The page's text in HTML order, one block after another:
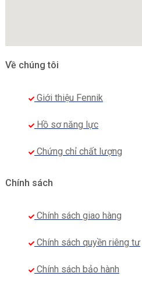
Về chúng tôi
Giới thiệu Fennik
Hồ sơ năng lực
Chứng chỉ chất lượng
Chính sách
Chính sách giao hàng
Chính sách quyền riêng tư
Chính sách bảo hành